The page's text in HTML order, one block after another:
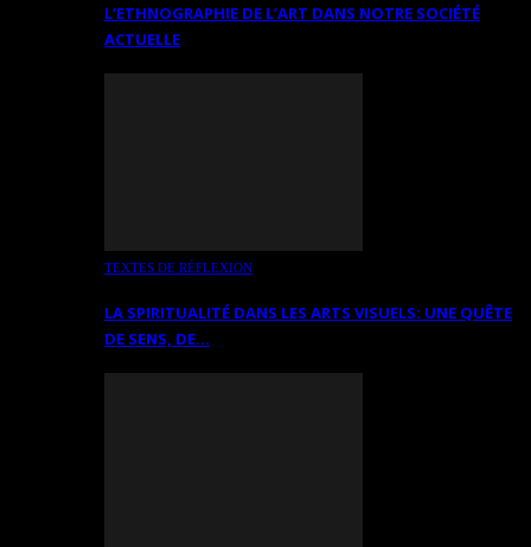
L’ETHNOGRAPHIE DE L’ART DANS NOTRE SOCIÉTÉ
ACTUELLE
TEXTES DE RÉFLEXION
LA SPIRITUALITÉ DANS LES ARTS VISUELS: UNE QUÊTE
DE SENS, DE…